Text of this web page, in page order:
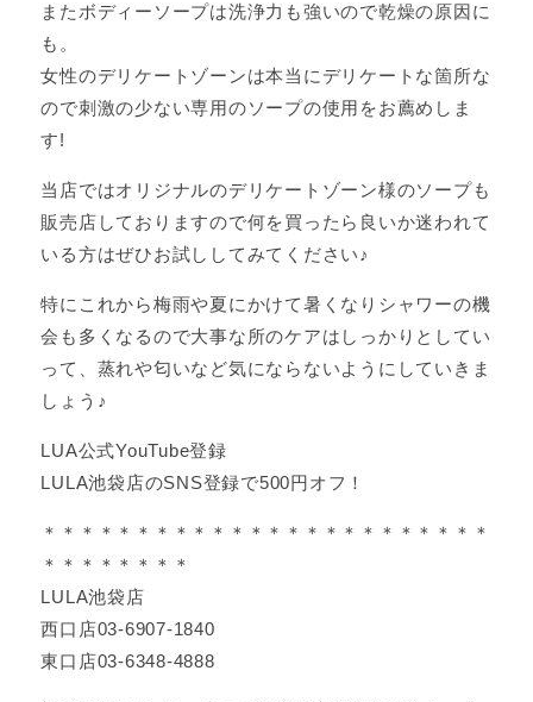
またボディーソープは洗浄力も強いので乾燥の原因に
も。
女性のデリケートゾーンは本当にデリケートな箇所な
ので刺激の少ない専用のソープの使用をお薦めしま
す!
当店ではオリジナルのデリケートゾーン様のソープも
販売店しておりますので何を買ったら良いか迷われて
いる方はぜひお試ししてみてください♪
特にこれから梅雨や夏にかけて暑くなりシャワーの機
会も多くなるので大事な所のケアはしっかりとしてい
って、蒸れや匂いなど気にならないようにしていきま
しょう♪
LUA公式YouTube登録
LULA池袋店のSNS登録で500円オフ！
＊＊＊＊＊＊＊＊＊＊＊＊＊＊＊＊＊＊＊＊＊＊＊＊
＊＊＊＊＊＊＊＊
LULA池袋店
西口店03-6907-1840
東口店03-6348-4888